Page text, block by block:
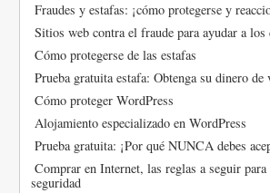
Fraudes y estafas: ¡cómo protegerse y
Sitios web contra el fraude para ayudar a los
Cómo protegerse de las estafas
Prueba gratuita estafa: Obtenga su dinero de
Cómo proteger WordPress
Alojamiento especializado en WordPress
Prueba gratuita: ¡Por qué NUNCA debes
Comprar en Internet, las reglas a seguir
seguridad